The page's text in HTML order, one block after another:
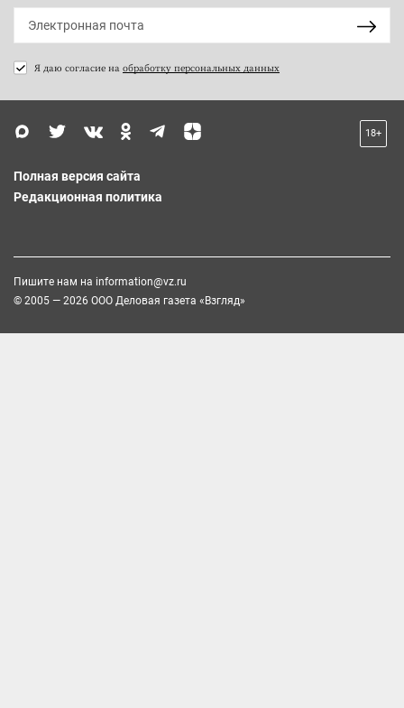
Я даю согласие на обработку персональных данных
18+
Полная версия сайта
Редакционная политика
Пишите нам на information@vz.ru
© 2005 — 2026 ООО Деловая газета «Взгляд»